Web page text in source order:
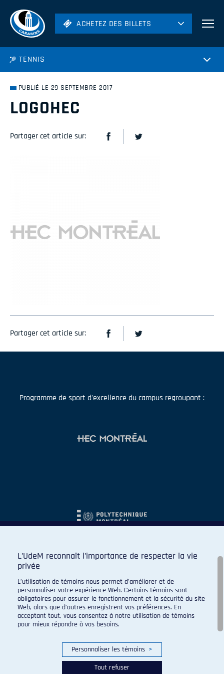
ACHETEZ DES BILLETS
ACHETEZ DES BILLETS
TENNIS
PUBLIÉ LE 29 SEPTEMBRE 2017
LOGOHEC
Partager cet article sur:
Partager cet article sur:
Programme de sport d'excellence du campus regroupant :
L’UdeM reconnaît l’importance de respecter la vie
privée
L’utilisation de témoins nous permet d’améliorer et de
personnaliser votre expérience Web. Certains témoins sont
obligatoires pour assurer le fonctionnement et la sécurité du site
Web, alors que d’autres enregistrent vos préférences. En
acceptant tout, vous consentez à notre utilisation de témoins
pour mieux répondre à vos besoins.
Personnaliser les témoins >
Tout refuser